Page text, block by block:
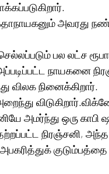
அவரது
பல லட்ச
நாயகனை
விலக நினைக்கிறார்.
அமர்ந்து ஒரு காபி
நிரஞ்சனி, அந்த
குடும்பத்தை